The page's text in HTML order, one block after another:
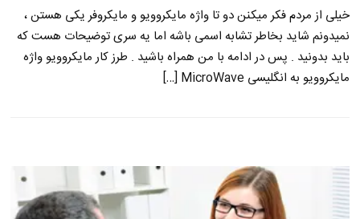
خیلی از مردم فکر میکنن دو تا واژه مایکروویو و مایکروفر یکی هستن ،
نمیدونم شاید بخاطر تشابه اسمی باشه اما یه سری توضیحات هست که
باید بدونید . پس در ادامه با من همراه باشید . طرز کار مایکروویو واژه
مایکروویو به انگلیسی MicroWave […]